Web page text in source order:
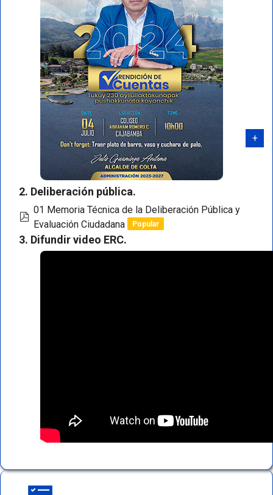
2. Deliberación pública.
pdf
01 Memoria Técnica de la Deliberación Pública y
Evaluación Ciudadana
Popular
3. Difundir video ERC.